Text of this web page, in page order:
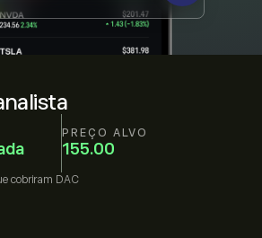
PREÇO ALVO
155.00
cobriram DAC